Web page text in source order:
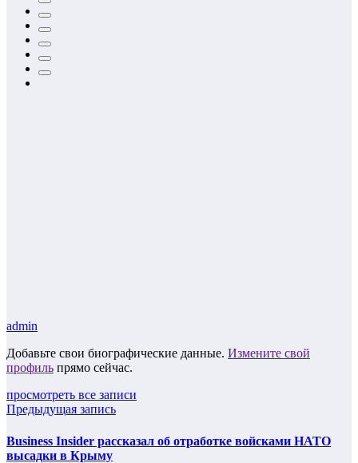
admin
Добавьте свои биографические данные. Измените свой
профиль прямо сейчас.
просмотреть все записи
Предыдущая запись
Business Insider рассказал об отработке войсками НАТО
высадки в Крыму